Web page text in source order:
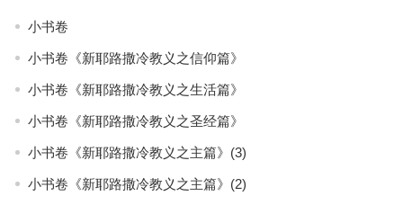
小书卷
小书卷《新耶路撒冷教义之信仰篇》
小书卷《新耶路撒冷教义之生活篇》
小书卷《新耶路撒冷教义之圣经篇》
小书卷《新耶路撒冷教义之主篇》(3)
小书卷《新耶路撒冷教义之主篇》(2)